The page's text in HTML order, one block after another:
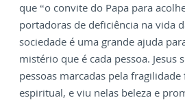
que “o convite do Papa para
portadoras de deficiência na vida
sociedade é uma grande ajuda
mistério que é cada pessoa. Jesus
pessoas marcadas pela
espiritual, e viu nelas beleza e